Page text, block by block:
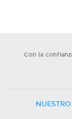
Con la